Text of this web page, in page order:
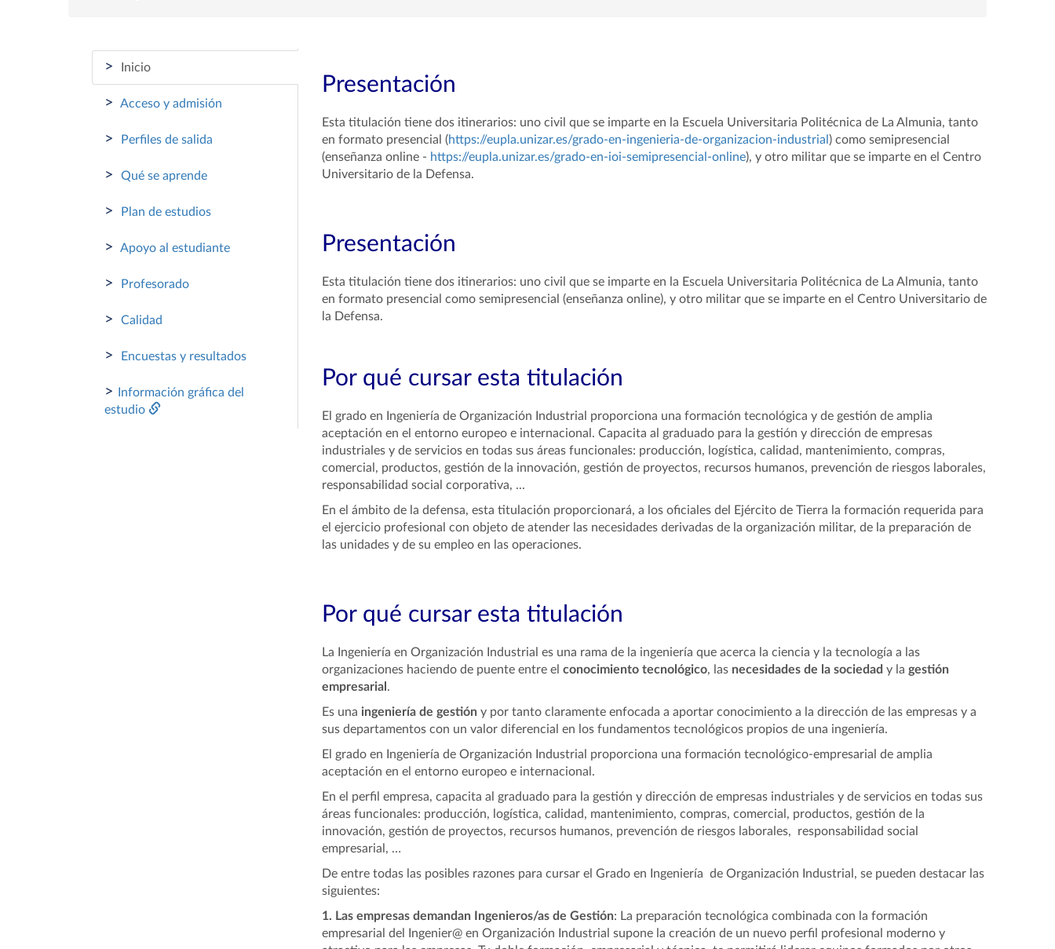
> Inicio
> Acceso y admisión
> Perfiles de salida
> Qué se aprende
> Plan de estudios
> Apoyo al estudiante
> Profesorado
> Calidad
> Encuestas y resultados
>
Información gráfica del
estudio
Presentación
Esta titulación tiene dos itinerarios: uno civil que se imparte en la Escuela Universitaria Politécnica de La Almunia, tanto
en formato presencial (https://eupla.unizar.es/grado-en-ingenieria-de-organizacion-industrial ) como semipresencial
(enseñanza online - https://eupla.unizar.es/grado-en-ioi-semipresencial-online), y otro militar que se imparte en el Centro
Universitario de la Defensa.
Presentación
Esta titulación tiene dos itinerarios: uno civil que se imparte en la Escuela Universitaria Politécnica de La Almunia, tanto
en formato presencial como semipresencial (enseñanza online), y otro militar que se imparte en el Centro Universitario de
la Defensa.
Por qué cursar esta titulación
El grado en Ingeniería de Organización Industrial proporciona una formación tecnológica y de gestión de amplia
aceptación en el entorno europeo e internacional. Capacita al graduado para la gestión y dirección de empresas
industriales y de servicios en todas sus áreas funcionales: producción, logística, calidad, mantenimiento, compras,
comercial, productos, gestión de la innovación, gestión de proyectos, recursos humanos, prevención de riesgos laborales,
responsabilidad social corporativa, ...
En el ámbito de la defensa, esta titulación proporcionará, a los oficiales del Ejército de Tierra la formación requerida para
el ejercicio profesional con objeto de atender las necesidades derivadas de la organización militar, de la preparación de
las unidades y de su empleo en las operaciones.
Por qué cursar esta titulación
La Ingeniería en Organización Industrial es una rama de la ingeniería que acerca la ciencia y la tecnología a las
organizaciones haciendo de puente entre el conocimiento tecnológico, las necesidades de la sociedad y la gestión
empresarial .
Es una ingeniería de gestión y por tanto claramente enfocada a aportar conocimiento a la dirección de las empresas y a
sus departamentos con un valor diferencial en los fundamentos tecnológicos propios de una ingeniería.
El grado en Ingeniería de Organización Industrial proporciona una formación tecnológico-empresarial de amplia
aceptación en el entorno europeo e internacional.
En el perfil empresa, capacita al graduado para la gestión y dirección de empresas industriales y de servicios en todas sus
áreas funcionales: producción, logística, calidad, mantenimiento, compras, comercial, productos, gestión de la
innovación, gestión de proyectos, recursos humanos, prevención de riesgos laborales, responsabilidad social
empresarial, …
De entre todas las posibles razones para cursar el Grado en Ingeniería de Organización Industrial, se pueden destacar las
siguientes:
1. Las empresas demandan Ingenieros/as de Gestión: La preparación tecnológica combinada con la formación
empresarial del Ingenier@ en Organización Industrial supone la creación de un nuevo perfil profesional moderno y